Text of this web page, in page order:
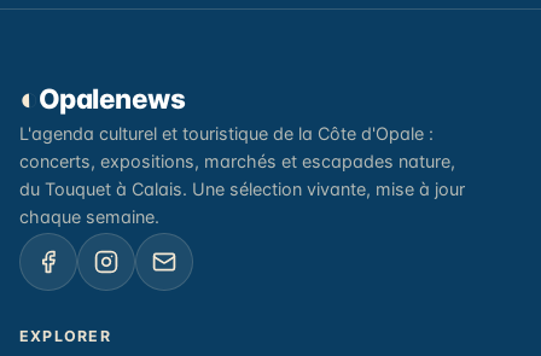
◐ Opalenews
L'agenda culturel et touristique de la Côte d'Opale :
concerts, expositions, marchés et escapades nature,
du Touquet à Calais. Une sélection vivante, mise à jour
chaque semaine.
EXPLORER